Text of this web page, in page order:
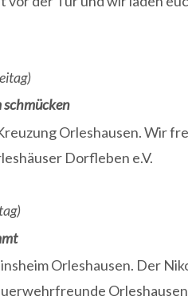
Orleshausen. Wir
Dorfleben e.V.
Orleshausen. Der
Orleshausen